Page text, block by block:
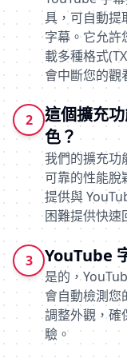
具，可自動提
字幕。它允許
載多種格式
會中斷您的觀
2
這個擴充
色？
我們的擴充功
可靠的性能脫
提供與
困難提供快速
3 YouTube
是的，
會自動檢測您
調整外觀，確
驗。